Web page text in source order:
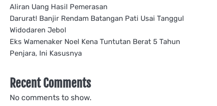
Aliran Uang Hasil Pemerasan
Darurat! Banjir Rendam Batangan Pati Usai Tanggul
Widodaren Jebol
Eks Wamenaker Noel Kena Tuntutan Berat 5 Tahun
Penjara, Ini Kasusnya
Recent Comments
No comments to show.